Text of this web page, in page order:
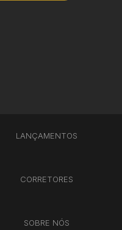
LANÇAMENTOS
CORRETORES
SOBRE NÓS